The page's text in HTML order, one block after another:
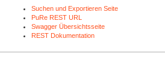
Suchen und Exportieren Seite
PuRe REST URL
Swagger Übersichtsseite
REST Dokumentation